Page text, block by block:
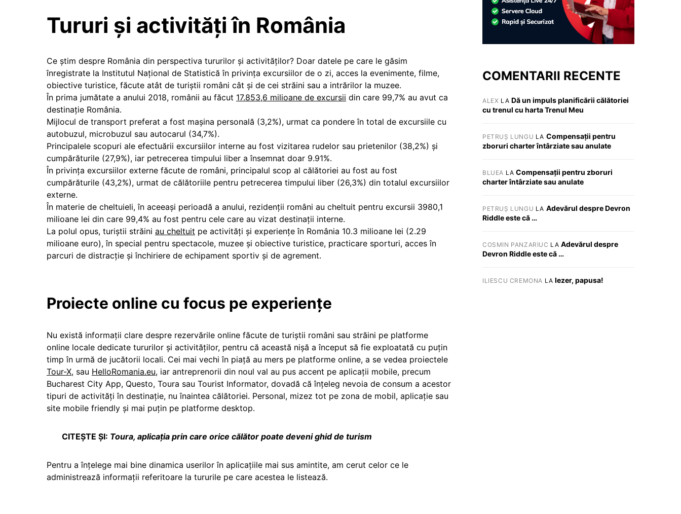
Tururi și activități în România
Ce știm despre România din perspectiva tururilor și activităților? Doar datele pe care le găsim
înregistrate la Institutul Național de Statistică în privința excursiilor de o zi, acces la evenimente, filme,
obiective turistice, făcute atât de turiștii români cât și de cei străini sau a intrărilor la muzee.
În prima jumătate a anului 2018, românii au făcut 17.853,6 milioane de excursii din care 99,7% au avut ca
destinaţie România.
Mijlocul de transport preferat a fost maşina personală (3,2%), urmat ca pondere în total de excursiile cu
autobuzul, microbuzul sau autocarul (34,7%).
Principalele scopuri ale efectuării excursiilor interne au fost vizitarea rudelor sau prietenilor (38,2%) şi
cumpărăturile (27,9%), iar petrecerea timpului liber a însemnat doar 9.91%.
În privința excursiilor externe făcute de români, principalul scop al călătoriei au fost au fost
cumpărăturile (43,2%), urmat de călătoriile pentru petrecerea timpului liber (26,3%) din totalul excursiilor
externe.
În materie de cheltuieli, în aceeași perioadă a anului, rezidenţii români au cheltuit pentru excursii 3980,1
milioane lei din care 99,4% au fost pentru cele care au vizat destinaţii interne.
La polul opus, turiștii străini au cheltuit pe activități și experiențe în România 10.3 milioane lei (2.29
milioane euro), în special pentru spectacole, muzee și obiective turistice, practicare sporturi, acces în
parcuri de distracție și închiriere de echipament sportiv și de agrement.
Proiecte online cu focus pe experiențe
Nu există informații clare despre rezervările online făcute de turiștii români sau străini pe platforme
online locale dedicate tururilor și activităților, pentru că această nișă a început să fie exploatată cu puțin
timp în urmă de jucătorii locali. Cei mai vechi în piață au mers pe platforme online, a se vedea proiectele
Tour-X, sau HelloRomania.eu, iar antreprenorii din noul val au pus accent pe aplicații mobile, precum
Bucharest City App, Questo, Toura sau Tourist Informator, dovadă că înțeleg nevoia de consum a acestor
tipuri de activități în destinație, nu înaintea călătoriei. Personal, mizez tot pe zona de mobil, aplicație sau
site mobile friendly și mai puțin pe platforme desktop.
CITEȘTE ȘI: Toura, aplicația prin care orice călător poate deveni ghid de turism
Pentru a înțelege mai bine dinamica userilor în aplicațiile mai sus amintite, am cerut celor ce le
administrează informații referitoare la tururile pe care acestea le listează.
COMENTARII RECENTE
ALEX LA Dă un impuls planificării călătoriei
cu trenul cu harta Trenul Meu
PETRUȘ LUNGU LA Compensații pentru
zboruri charter întârziate sau anulate
BLUEA LACompensații pentru zboruri
charter întârziate sau anulate
PETRUȘ LUNGU LA Adevărul despre Devron
Riddle este că …
COSMIN PANZARIUC LA Adevărul despre
Devron Riddle este că …
ILIESCU CREMONA LA Iezer, papusa!